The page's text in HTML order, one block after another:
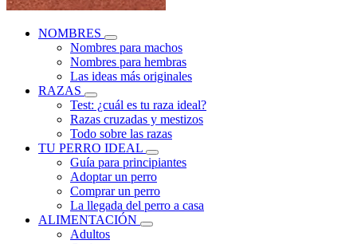
NOMBRES
Nombres para machos
Nombres para hembras
Las ideas más originales
RAZAS
Test: ¿cuál es tu raza ideal?
Razas cruzadas y mestizos
Todo sobre las razas
TU PERRO IDEAL
Guía para principiantes
Adoptar un perro
Comprar un perro
La llegada del perro a casa
ALIMENTACIÓN
Adultos